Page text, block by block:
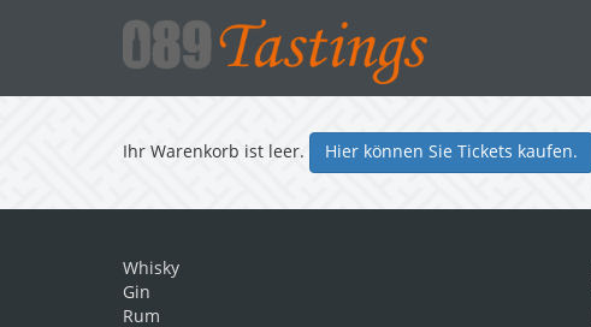
Ihr Warenkorb ist leer. Hier können Sie Tickets kaufen.
Whisky
Gin
Rum